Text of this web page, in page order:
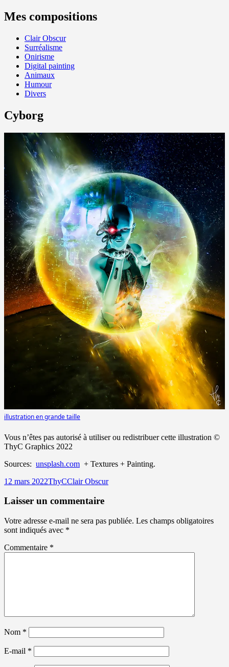
Mes compositions
Clair Obscur
Surréalisme
Onirisme
Digital painting
Animaux
Humour
Divers
Cyborg
illustration en grande taille
Vous n’êtes pas autorisé à utiliser ou redistribuer cette illustration ©
ThyC Graphics 2022
Sources: unsplash.com + Textures + Painting.
Publié
12 mars 2022Auteur
ThyCCatégories
Clair Obscur
Laisser un commentaire
Votre adresse e-mail ne sera pas publiée. Les champs obligatoires
sont indiqués avec *
Commentaire *
Nom *
E-mail *